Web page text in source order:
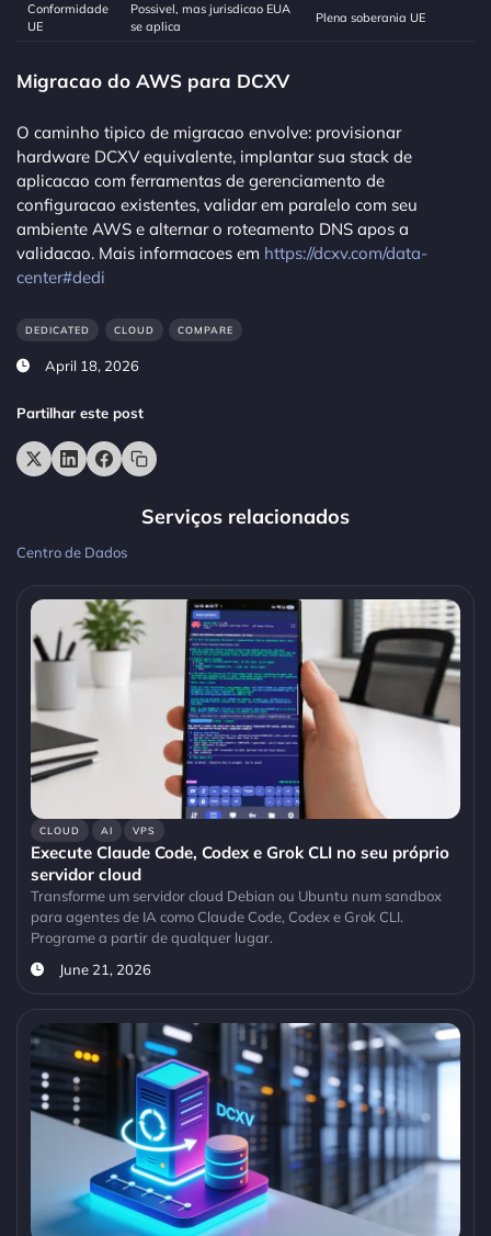
Conformidade
UE
Possivel, mas jurisdicao EUA
se aplica
Plena soberania UE
Migracao do AWS para DCXV
O caminho tipico de migracao envolve: provisionar
hardware DCXV equivalente, implantar sua stack de
aplicacao com ferramentas de gerenciamento de
configuracao existentes, validar em paralelo com seu
ambiente AWS e alternar o roteamento DNS apos a
validacao. Mais informacoes em https://dcxv.com/data-
center#dedi
DEDICATED CLOUD COMPARE
April 18, 2026
Partilhar este post
Serviços relacionados
Centro de Dados
CLOUD AI VPS
Execute Claude Code, Codex e Grok CLI no seu próprio
servidor cloud
Transforme um servidor cloud Debian ou Ubuntu num sandbox
para agentes de IA como Claude Code, Codex e Grok CLI.
Programe a partir de qualquer lugar.
June 21, 2026